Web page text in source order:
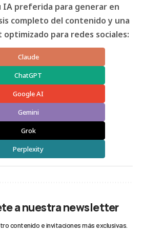
IA preferida para generar en
completo del contenido y una
para redes sociales:
Claude
ChatGPT
Google AI
Gemini
Grok
Perplexity
a nuestra newsletter
contenido e invitaciones más exclusivas.